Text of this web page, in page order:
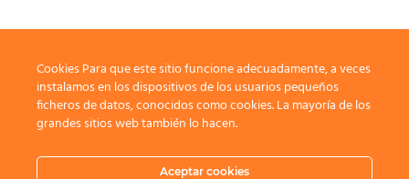
Cookies Para que este sitio funcione adecuadamente, a veces
instalamos en los dispositivos de los usuarios pequeños
ficheros de datos, conocidos como cookies. La mayoría de los
grandes sitios web también lo hacen.
Aceptar cookies